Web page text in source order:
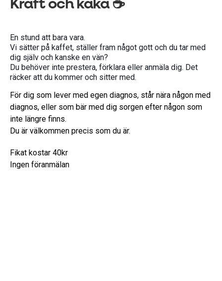
Kraft och kaka ☕
En stund att bara vara.
Vi sätter på kaffet, ställer fram något gott och du tar med
dig själv och kanske en vän?
Du behöver inte prestera, förklara eller anmäla dig. Det
räcker att du kommer och sitter med.
För dig som lever med egen diagnos, står nära någon med
diagnos, eller som bär med dig sorgen efter någon som
inte längre finns.
Du är välkommen precis som du är.
Fikat kostar 40kr
Ingen föranmälan